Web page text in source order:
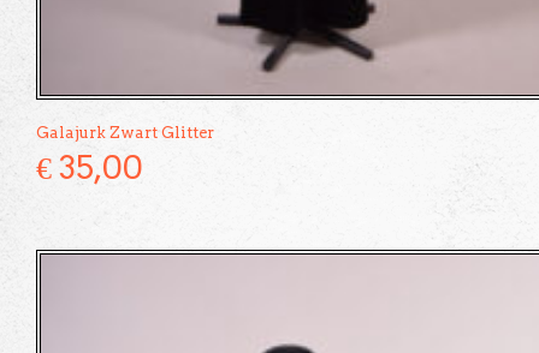
Galajurk Zwart Glitter
€35,00